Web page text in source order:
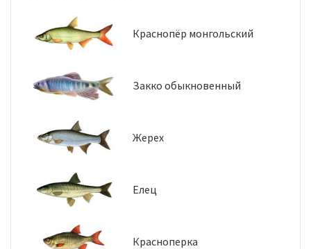
Краснопёр монгольский
Закко обыкновенный
Жерех
Елец
Красноперка